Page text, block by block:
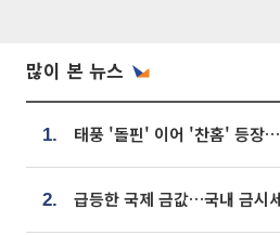
많이 본 뉴스
1.
2. 급등한 국제 금값…국내 금시